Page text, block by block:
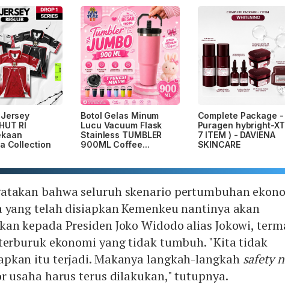
Jersey
RI
Collection
Botol Gelas Minum
Lucu Vacuum Flask
Stainless TUMBLER
900ML Coffee...
Complete Package -
Puragen hybright-
7 ITEM ) - DAVIENA
SKINCARE
bahwa seluruh skenario pertumbuhan
yang telah disiapkan Kemenkeu nantinya akan
kepada Presiden Joko Widodo alias Jokowi,
ekonomi yang tidak tumbuh. "Kita tidak
itu terjadi. Makanya langkah-langkah safety
usaha harus terus dilakukan," tutupnya.